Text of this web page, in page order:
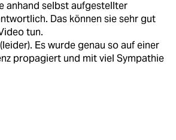
anhand selbst aufgestellter
Das können sie sehr gut
tun.
Es wurde genau so auf einer
propagiert und mit viel Sympathie